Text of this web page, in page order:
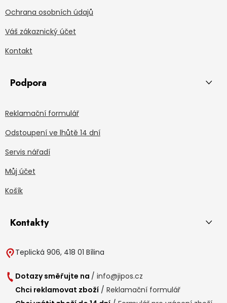
Ochrana osobních údajů
Váš zákaznický účet
Kontakt
Podpora
Reklamační formulář
Odstoupení ve lhůtě 14 dní
Servis nářadí
Můj účet
Košík
Kontakty
Teplická 906, 418 01 Bílina
Dotazy směřujte na / info@jipos.cz
Chci reklamovat zboží / Reklamační formulář